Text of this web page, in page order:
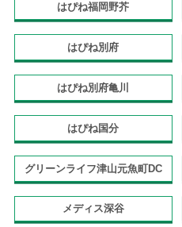
はぴね福岡野芥
はぴね別府
はぴね別府亀川
はぴね国分
グリーンライフ津山元魚町DC
メディス深谷